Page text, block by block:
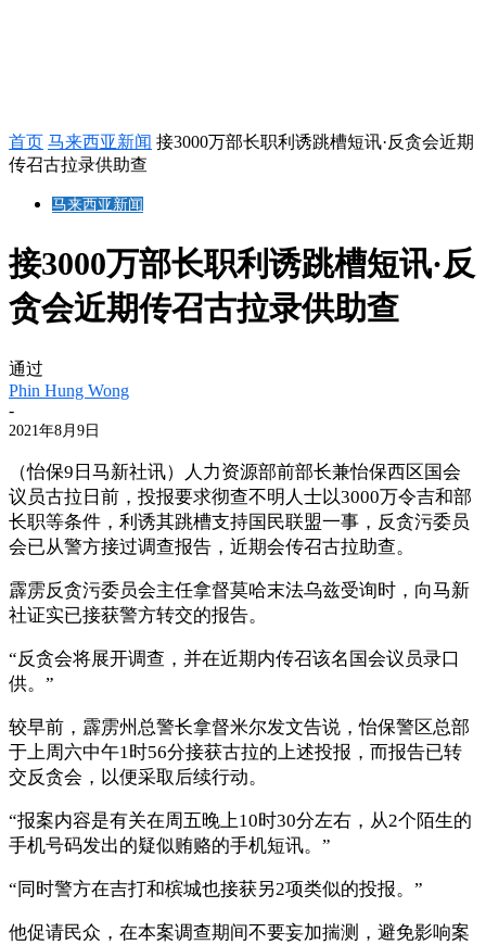
首页 马来西亚新闻 接3000万部长职利诱跳槽短讯·反贪会近期
传召古拉录供助查
马来西亚新闻
接3000万部长职利诱跳槽短讯·反
贪会近期传召古拉录供助查
通过
Phin Hung Wong
-
2021年8月9日
（怡保9日马新社讯）人力资源部前部长兼怡保西区国会
议员古拉日前，投报要求彻查不明人士以3000万令吉和部
长职等条件，利诱其跳槽支持国民联盟一事，反贪污委员
会已从警方接过调查报告，近期会传召古拉助查。
霹雳反贪污委员会主任拿督莫哈末法乌兹受询时，向马新
社证实已接获警方转交的报告。
“反贪会将展开调查，并在近期内传召该名国会议员录口
供。”
较早前，霹雳州总警长拿督米尔发文告说，怡保警区总部
于上周六中午1时56分接获古拉的上述投报，而报告已转
交反贪会，以便采取后续行动。
“报案内容是有关在周五晚上10时30分左右，从2个陌生的
手机号码发出的疑似贿赂的手机短讯。”
“同时警方在吉打和槟城也接获另2项类似的投报。”
他促请民众，在本案调查期间不要妄加揣测，避免影响案